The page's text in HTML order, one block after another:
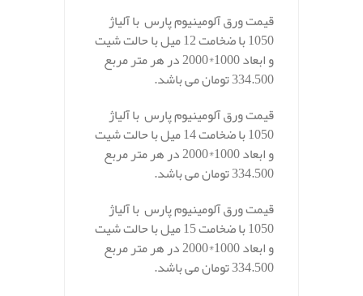
قیمت ورق آلومینیوم پارس با آلیاژ
1050 با ضخامت 12 میل با حالت شیت
و ابعاد 1000*2000 در هر متر مربع
334.500 تومان می باشد.
قیمت ورق آلومینیوم پارس با آلیاژ
1050 با ضخامت 14 میل با حالت شیت
و ابعاد 1000*2000 در هر متر مربع
334.500 تومان می باشد.
قیمت ورق آلومینیوم پارس با آلیاژ
1050 با ضخامت 15 میل با حالت شیت
و ابعاد 1000*2000 در هر متر مربع
334.500 تومان می باشد.